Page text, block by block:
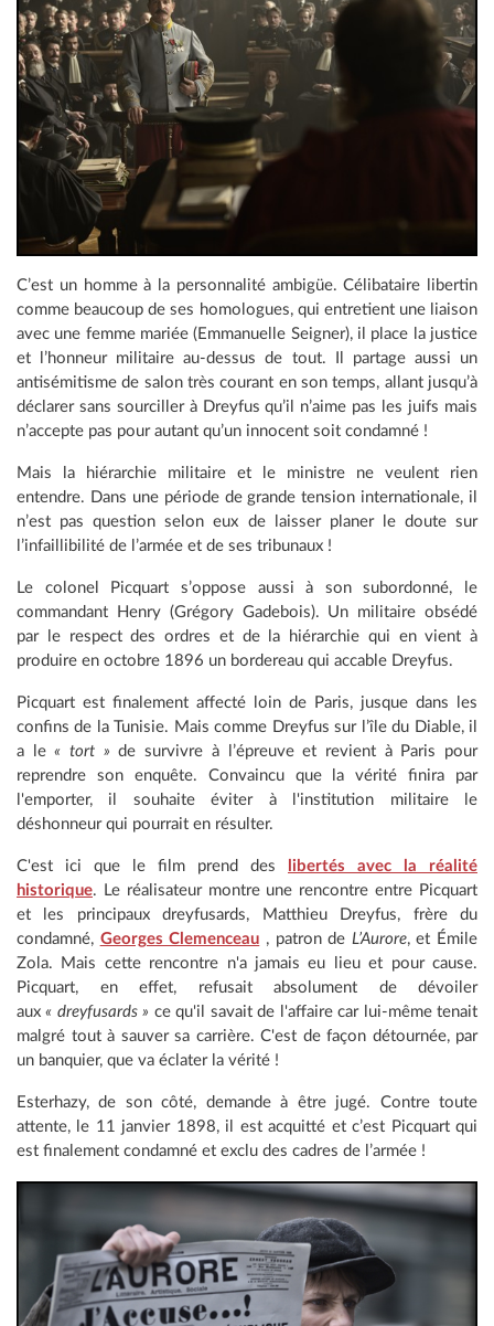
C’est un homme à la personnalité ambigüe. Célibataire libertin
comme beaucoup de ses homologues, qui entretient une liaison
avec une femme mariée (Emmanuelle Seigner), il place la justice
et l’honneur militaire au-dessus de tout. Il partage aussi un
antisémitisme de salon très courant en son temps, allant jusqu’à
déclarer sans sourciller à Dreyfus qu’il n’aime pas les juifs mais
n’accepte pas pour autant qu’un innocent soit condamné !
Mais la hiérarchie militaire et le ministre ne veulent rien
entendre. Dans une période de grande tension internationale, il
n’est pas question selon eux de laisser planer le doute sur
l’infaillibilité de l’armée et de ses tribunaux !
Le colonel Picquart s’oppose aussi à son subordonné, le
commandant Henry (Grégory Gadebois). Un militaire obsédé
par le respect des ordres et de la hiérarchie qui en vient à
produire en octobre 1896 un bordereau qui accable Dreyfus.
Picquart est finalement affecté loin de Paris, jusque dans les
confins de la Tunisie. Mais comme Dreyfus sur l’île du Diable, il
a le« tort » de survivre à l’épreuve et revient à Paris pour
reprendre son enquête. Convaincu que la vérité finira par
l'emporter, il souhaite éviter à l'institution militaire le
déshonneur qui pourrait en résulter.
C'est ici que le film prend des
libertés avec la réalité
historique. Le réalisateur montre une rencontre entre Picquart
et les principaux dreyfusards, Matthieu Dreyfus, frère du
condamné, Georges Clemenceau , patron de L’Aurore, et Émile
Zola. Mais cette rencontre n'a jamais eu lieu et pour cause.
Picquart, en effet, refusait absolument de dévoiler
aux« dreyfusards » ce qu'il savait de l'affaire car lui-même tenait
malgré tout à sauver sa carrière. C'est de façon détournée, par
un banquier, que va éclater la vérité !
Esterhazy, de son côté, demande à être jugé. Contre toute
attente, le 11 janvier 1898, il est acquitté et c’est Picquart qui
est finalement condamné et exclu des cadres de l’armée !